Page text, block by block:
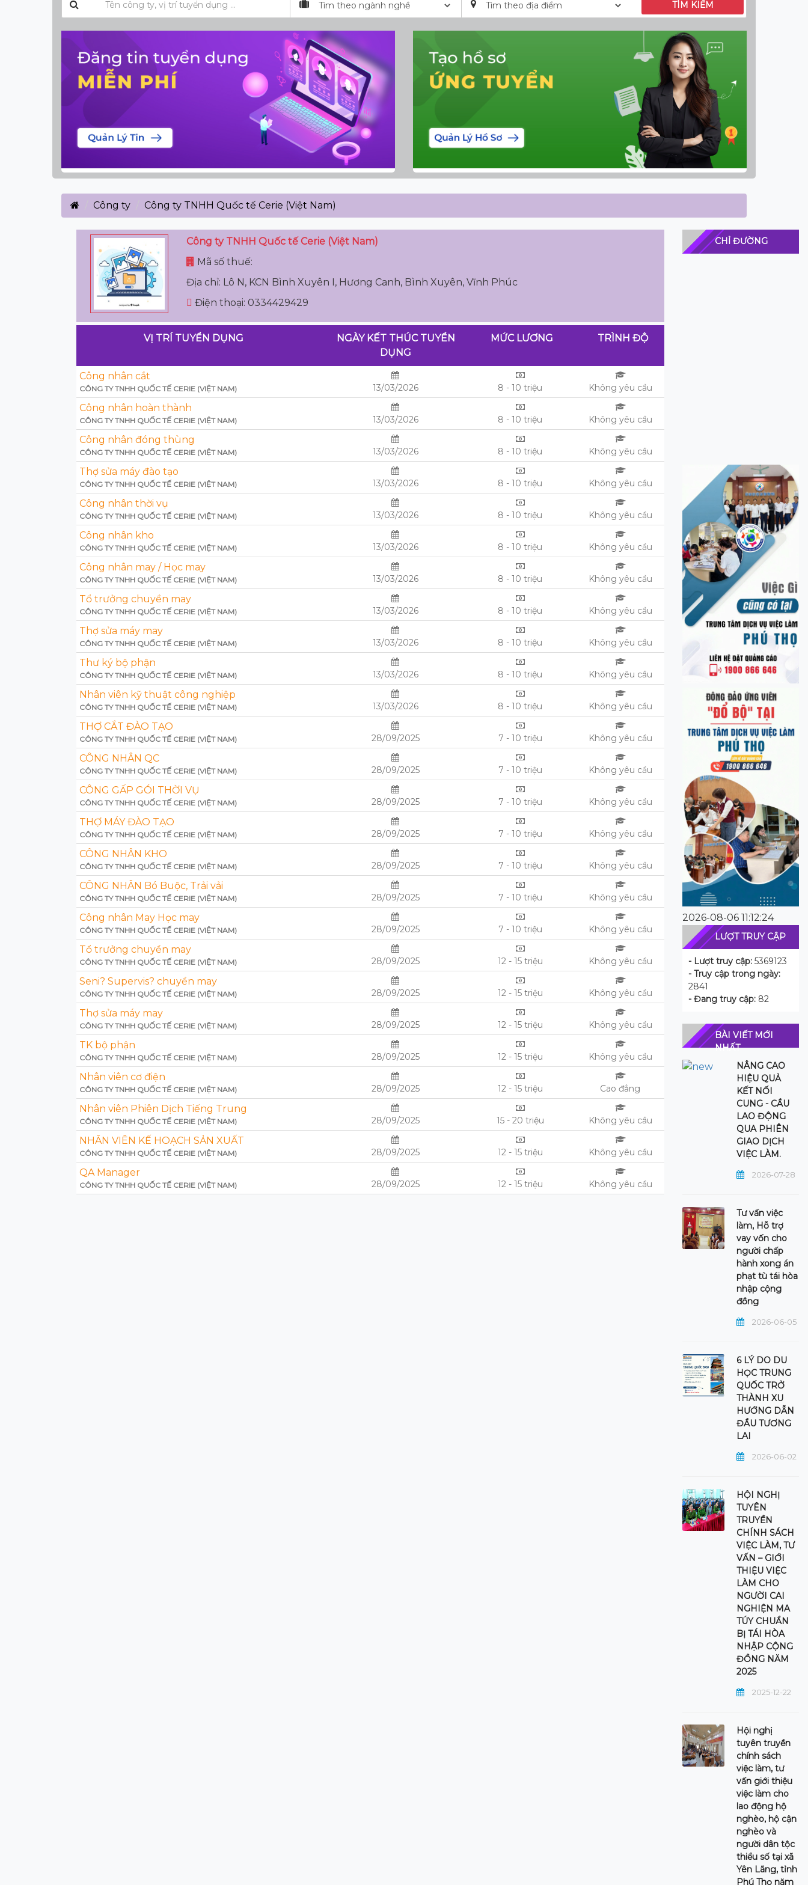
TÌM KIẾM
Công ty Công ty TNHH Quốc tế Cerie (Việt Nam)
Công ty TNHH Quốc tế Cerie (Việt Nam)
Mã số thuế:
Địa chỉ: Lô N, KCN Bình Xuyên I, Hương Canh, Bình Xuyên, Vĩnh Phúc
Điện thoại: 0334429429
VỊ TRÍ TUYỂN DỤNG
NGÀY KẾT THÚC TUYỂN
DỤNG
MỨC LƯƠNG TRÌNH ĐỘ
Công nhân cắt
CÔNG TY TNHH QUỐC TẾ CERIE (VIỆT NAM) 13/03/2026 8 - 10 triệu Không yêu cầu
Công nhân hoàn thành
CÔNG TY TNHH QUỐC TẾ CERIE (VIỆT NAM) 13/03/2026 8 - 10 triệu Không yêu cầu
Công nhân đóng thùng
CÔNG TY TNHH QUỐC TẾ CERIE (VIỆT NAM) 13/03/2026 8 - 10 triệu Không yêu cầu
Thợ sửa máy đào tạo
CÔNG TY TNHH QUỐC TẾ CERIE (VIỆT NAM) 13/03/2026 8 - 10 triệu Không yêu cầu
Công nhân thời vụ
CÔNG TY TNHH QUỐC TẾ CERIE (VIỆT NAM) 13/03/2026 8 - 10 triệu Không yêu cầu
Công nhân kho
CÔNG TY TNHH QUỐC TẾ CERIE (VIỆT NAM) 13/03/2026 8 - 10 triệu Không yêu cầu
Công nhân may / Học may
CÔNG TY TNHH QUỐC TẾ CERIE (VIỆT NAM) 13/03/2026 8 - 10 triệu Không yêu cầu
Tổ trưởng chuyền may
CÔNG TY TNHH QUỐC TẾ CERIE (VIỆT NAM) 13/03/2026 8 - 10 triệu Không yêu cầu
Thợ sửa máy may
CÔNG TY TNHH QUỐC TẾ CERIE (VIỆT NAM) 13/03/2026 8 - 10 triệu Không yêu cầu
Thư ký bộ phận
CÔNG TY TNHH QUỐC TẾ CERIE (VIỆT NAM) 13/03/2026 8 - 10 triệu Không yêu cầu
Nhân viên kỹ thuật công nghiệp
CÔNG TY TNHH QUỐC TẾ CERIE (VIỆT NAM) 13/03/2026 8 - 10 triệu Không yêu cầu
THỢ CẮT ĐÀO TẠO
CÔNG TY TNHH QUỐC TẾ CERIE (VIỆT NAM) 28/09/2025 7 - 10 triệu Không yêu cầu
CÔNG NHÂN QC
CÔNG TY TNHH QUỐC TẾ CERIE (VIỆT NAM) 28/09/2025 7 - 10 triệu Không yêu cầu
CÔNG GẤP GÓI THỜI VỤ
CÔNG TY TNHH QUỐC TẾ CERIE (VIỆT NAM) 28/09/2025 7 - 10 triệu Không yêu cầu
THỢ MÁY ĐÀO TẠO
CÔNG TY TNHH QUỐC TẾ CERIE (VIỆT NAM) 28/09/2025 7 - 10 triệu Không yêu cầu
CÔNG NHÂN KHO
CÔNG TY TNHH QUỐC TẾ CERIE (VIỆT NAM) 28/09/2025 7 - 10 triệu Không yêu cầu
CÔNG NHÂN Bó Buộc, Trải vải
CÔNG TY TNHH QUỐC TẾ CERIE (VIỆT NAM) 28/09/2025 7 - 10 triệu Không yêu cầu
Công nhân May Học may
CÔNG TY TNHH QUỐC TẾ CERIE (VIỆT NAM) 28/09/2025 7 - 10 triệu Không yêu cầu
Tổ trưởng chuyền may
CÔNG TY TNHH QUỐC TẾ CERIE (VIỆT NAM) 28/09/2025 12 - 15 triệu Không yêu cầu
Seni? Supervis? chuyền may
CÔNG TY TNHH QUỐC TẾ CERIE (VIỆT NAM) 28/09/2025 12 - 15 triệu Không yêu cầu
Thợ sửa máy may
CÔNG TY TNHH QUỐC TẾ CERIE (VIỆT NAM) 28/09/2025 12 - 15 triệu Không yêu cầu
TK bộ phận
CÔNG TY TNHH QUỐC TẾ CERIE (VIỆT NAM) 28/09/2025 12 - 15 triệu Không yêu cầu
Nhân viên cơ điện
CÔNG TY TNHH QUỐC TẾ CERIE (VIỆT NAM) 28/09/2025 12 - 15 triệu Cao đẳng
Nhân viên Phiên Dịch Tiếng Trung
CÔNG TY TNHH QUỐC TẾ CERIE (VIỆT NAM) 28/09/2025 15 - 20 triệu Không yêu cầu
NHÂN VIÊN KẾ HOẠCH SẢN XUẤT
CÔNG TY TNHH QUỐC TẾ CERIE (VIỆT NAM) 28/09/2025 12 - 15 triệu Không yêu cầu
QA Manager
CÔNG TY TNHH QUỐC TẾ CERIE (VIỆT NAM) 28/09/2025 12 - 15 triệu Không yêu cầu
CHỈ ĐƯỜNG
2026-08-06 11:12:24
LƯỢT TRUY CẬP
- Lượt truy cập: 5369123
- Truy cập trong ngày:
2841
- Đang truy cập: 82
BÀI VIẾT MỚI
NHẤT
NÂNG CAO
HIỆU QUẢ
KẾT NỐI
CUNG - CẦU
LAO ĐỘNG
QUA PHIÊN
GIAO DỊCH
VIỆC LÀM.
2026-07-28
Tư vấn việc
làm, Hỗ trợ
vay vốn cho
người chấp
hành xong án
phạt tù tái hòa
nhập cộng
đồng
2026-06-05
6 LÝ DO DU
HỌC TRUNG
QUỐC TRỞ
THÀNH XU
HƯỚNG DẪN
ĐẦU TƯƠNG
LAI
2026-06-02
HỘI NGHỊ
TUYÊN
TRUYỀN
CHÍNH SÁCH
VIỆC LÀM, TƯ
VẤN – GIỚI
THIỆU VIỆC
LÀM CHO
NGƯỜI CAI
NGHIỆN MA
TÚY CHUẨN
BỊ TÁI HÒA
NHẬP CỘNG
ĐỒNG NĂM
2025
2025-12-22
Hội nghị
tuyên truyền
chính sách
việc làm, tư
vấn giới thiệu
việc làm cho
lao động hộ
nghèo, hộ cận
nghèo và
người dân tộc
thiểu số tại xã
Yên Lãng, tỉnh
Phú Thọ năm